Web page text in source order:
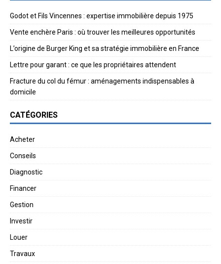
Godot et Fils Vincennes : expertise immobilière depuis 1975
Vente enchère Paris : où trouver les meilleures opportunités
L’origine de Burger King et sa stratégie immobilière en France
Lettre pour garant : ce que les propriétaires attendent
Fracture du col du fémur : aménagements indispensables à
domicile
CATÉGORIES
Acheter
Conseils
Diagnostic
Financer
Gestion
Investir
Louer
Travaux